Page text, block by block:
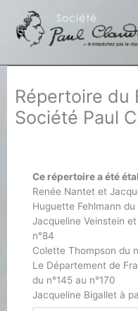
contenu
Répertoire du
Société Paul
Ce répertoire a été
Renée Nantet et
Huguette Fehlmann du
Jacqueline Veinstein
n°84
Colette Thompson du
Le Département de
du n°145 au n°170
Jacqueline Bigallet à